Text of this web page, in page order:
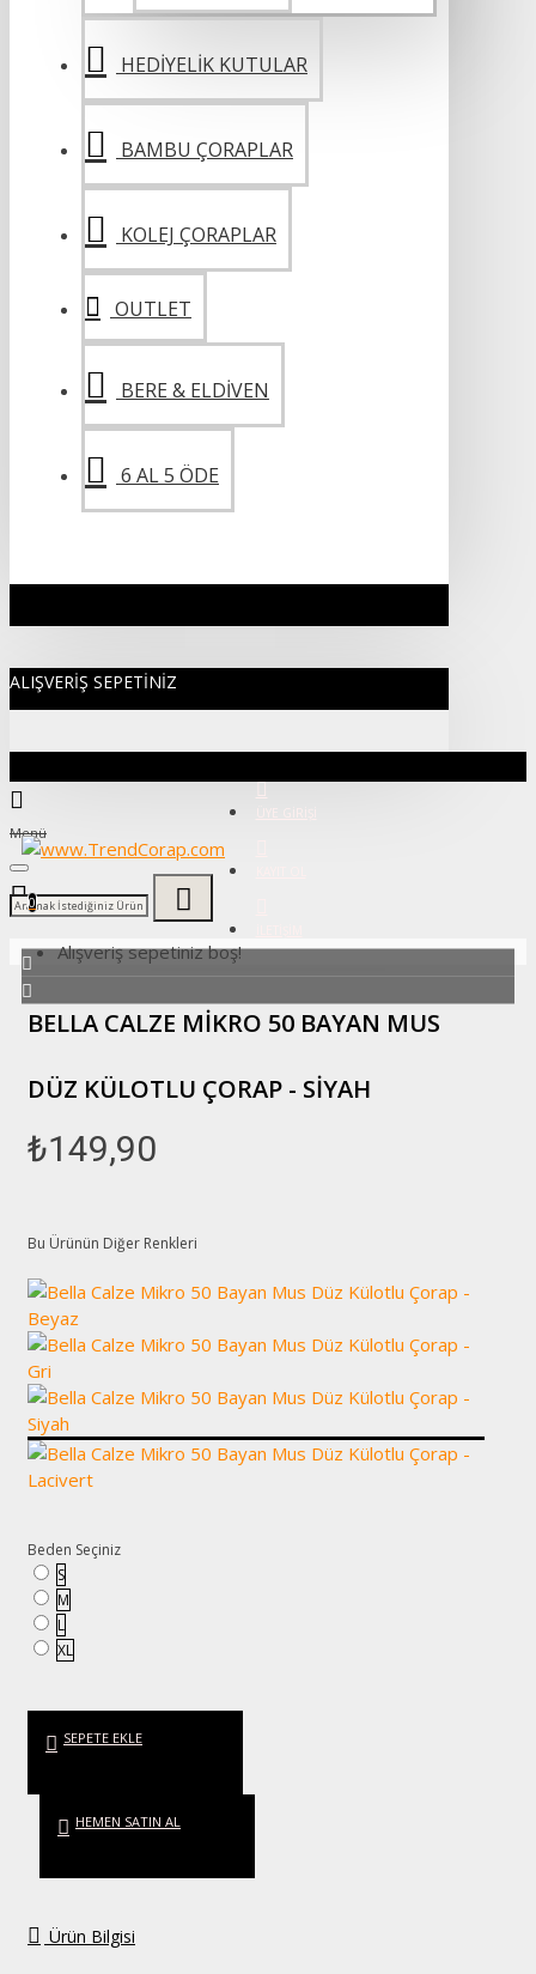
HEDIYELIK KUTULAR
BAMBU ÇORAPLAR
KOLEJ ÇORAPLAR
OUTLET
BERE & ELDIVEN
6 AL 5 ÖDE
ALIŞVERIŞ SEPETINIZ
ÜYE GIRIŞI
Menü
0
Alışveriş sepetiniz boş!
BELLA CALZE MIKRO 50 BAYAN MUS
DÜZ KÜLOTLU ÇORAP - SIYAH
₺149,90
Bu Ürünün Diğer Renkleri
Beden Seçiniz
S
M
L
XL
SEPETE EKLE
HEMEN SATIN AL
Ürün Bilgisi